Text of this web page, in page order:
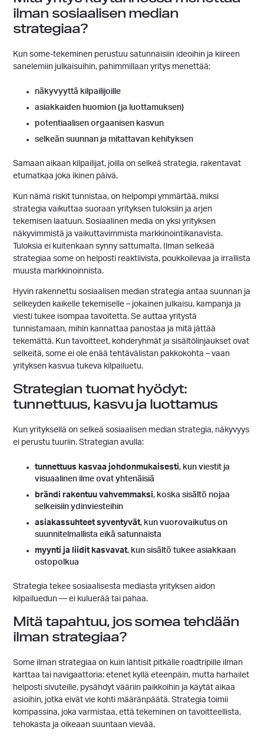
ilman sosiaalisen median
strategiaa?
Kun some-tekeminen perustuu satunnaisiin ideoihin ja kiireen
sanelemiin julkaisuihin, pahimmillaan yritys menettää:
näkyvyyttä kilpailijoille
asiakkaiden huomion (ja luottamuksen)
potentiaalisen orgaanisen kasvun
selkeän suunnan ja mitattavan kehityksen
Samaan aikaan kilpailijat, joilla on selkeä strategia, rakentavat
etumatkaa joka ikinen päivä.
Kun nämä riskit tunnistaa, on helpompi ymmärtää, miksi
strategia vaikuttaa suoraan yrityksen tuloksiin ja arjen
tekemisen laatuun. Sosiaalinen media on yksi yrityksen
näkyvimmistä ja vaikuttavimmista markkinointikanavista.
Tuloksia ei kuitenkaan synny sattumalta. Ilman selkeää
strategiaa some on helposti reaktiivista, poukkoilevaa ja irrallista
muusta markkinoinnista.
Hyvin rakennettu sosiaalisen median strategia antaa suunnan ja
selkeyden kaikelle tekemiselle – jokainen julkaisu, kampanja ja
viesti tukee isompaa tavoitetta. Se auttaa yritystä
tunnistamaan, mihin kannattaa panostaa ja mitä jättää
tekemättä. Kun tavoitteet, kohderyhmät ja sisältölinjaukset ovat
selkeitä, some ei ole enää tehtävälistan pakkokohta – vaan
yrityksen kasvua tukeva kilpailuetu.
Strategian tuomat hyödyt:
tunnettuus, kasvu ja luottamus
Kun yrityksellä on selkeä sosiaalisen median strategia, näkyvyys
ei perustu tuuriin. Strategian avulla:
tunnettuus kasvaa johdonmukaisesti, kun viestit ja
visuaalinen ilme ovat yhtenäisiä
brändi rakentuu vahvemmaksi, koska sisältö nojaa
selkeisiin ydinviesteihin
asiakassuhteet syventyvät, kun vuorovaikutus on
suunnitelmallista eikä satunnaista
myynti ja liidit kasvavat, kun sisältö tukee asiakkaan
ostopolkua
Strategia tekee sosiaalisesta mediasta yrityksen aidon
kilpailuedun — ei kuluerää tai pahaa.
Mitä tapahtuu, jos somea tehdään
ilman strategiaa?
Some ilman strategiaa on kuin lähtisit pitkälle roadtripille ilman
karttaa tai navigaattoria: etenet kyllä eteenpäin, mutta harhailet
helposti sivuteille, pysähdyt vääriin paikkoihin ja käytät aikaa
asioihin, jotka eivät vie kohti määränpäätä. Strategia toimii
kompassina, joka varmistaa, että tekeminen on tavoitteellista,
tehokasta ja oikeaan suuntaan vievää.